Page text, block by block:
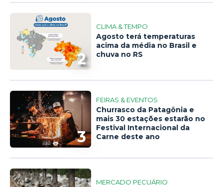
2
CLIMA & TEMPO
Agosto terá temperaturas
acima da média no Brasil e
chuva no RS
3
FEIRAS & EVENTOS
Churrasco da Patagônia e
mais 30 estações estarão no
Festival Internacional da
Carne deste ano
MERCADO PECUÁRIO